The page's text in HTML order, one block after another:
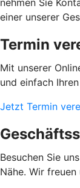
einer unserer
Termin
Mit unserer
und einfach
Jetzt Termin
Besuchen Sie
Nähe. Wir freuen